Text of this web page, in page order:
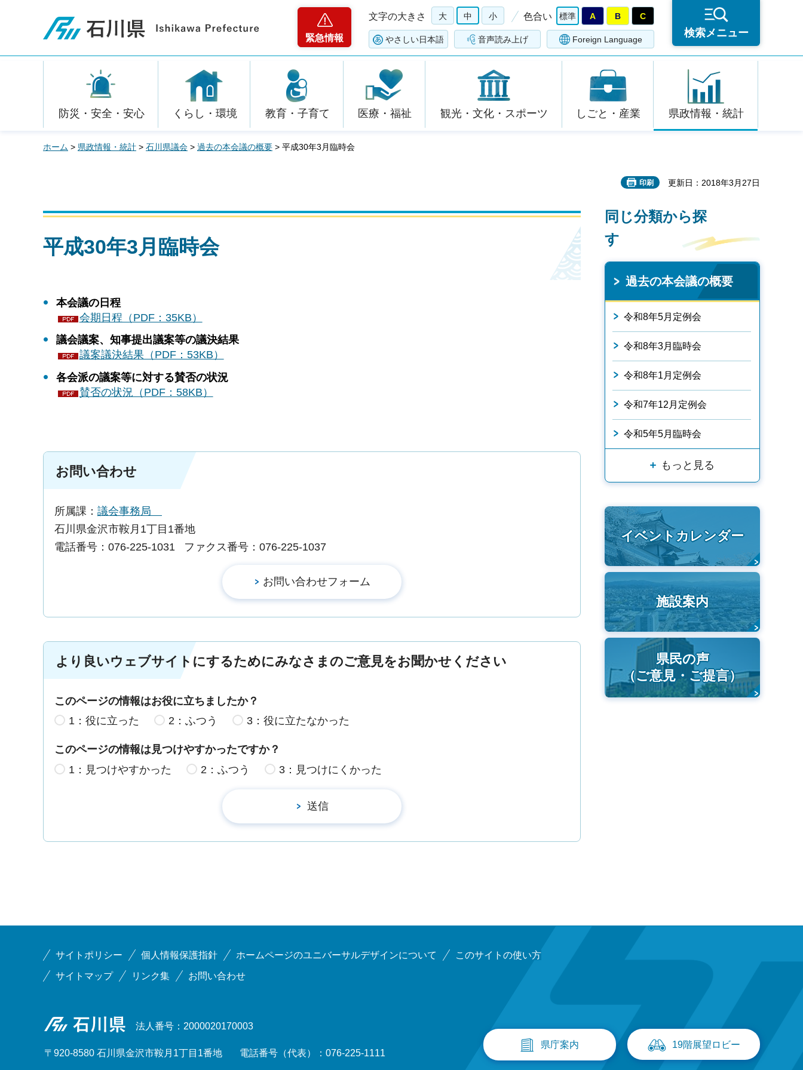
石川県
緊急情報
文字の大きさ 大 中 小 色合い 標準 A B C
やさしい日本語 音声読み上げ Foreign Language
検索メニュー
防災・安全・安心 くらし・環境 教育・子育て 医療・福祉 観光・文化・スポーツ しごと・産業 県政情報・統計
ホーム > 県政情報・統計 > 石川県議会 > 過去の本会議の概要 > 平成30年3月臨時会
印刷 更新日：2018年3月27日
平成30年3月臨時会
本会議の日程
会期日程（PDF：35KB）
議会議案、知事提出議案等の議決結果
議案議決結果（PDF：53KB）
各会派の議案等に対する賛否の状況
賛否の状況（PDF：58KB）
お問い合わせ
所属課： 議会事務局
石川県金沢市鞍月1丁目1番地
電話番号：076-225-1031
ファクス番号：076-225-1037
より良いウェブサイトにするためにみなさまのご意見をお聞かせください
このページの情報はお役に立ちましたか？
1：役に立った
2：ふつう 3：役に立たなかった
このページの情報は見つけやすかったですか？
1：見つけやすかった
2：ふつう 3：見つけにくかった
同じ分類から探
す
過去の本会議の概要
令和8年5月定例会
令和8年3月臨時会
令和8年1月定例会
令和7年12月定例会
令和5年5月臨時会
もっと見る
イベントカレンダー
施設案内
県民の声
（ご意見・ご提言）
サイトポリシー 個人情報保護指針 ホームページのユニバーサルデザインについて このサイトの使い方
サイトマップ リンク集 お問い合わせ
石川県 法人番号：2000020170003
〒920-8580 石川県金沢市鞍月1丁目1番地 電話番号（代表）：076-225-1111
県庁案内 19階展望ロビー